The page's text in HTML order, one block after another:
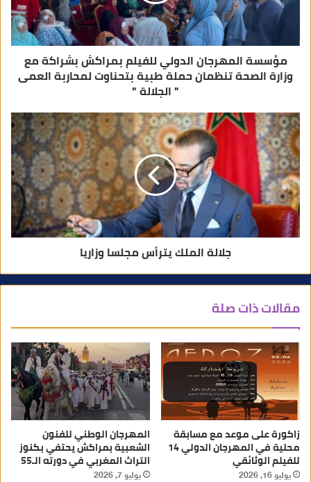
مؤسسة المهرجان الدولي للفيلم بمراكش بشراكة مع
وزارة الصحة تنظمان حملة طبية بتحناوت لمحاربة العمى
" الجلالة "
جلالة الملك يترأس مجلسا وزاريا
مقالات ذات صلة
زاكورة على موعد مع مسابقة
محلية في المهرجان الدولي 14
للفيلم الوثائقي
يوليو 16, 2026
المهرجان الوطني للفنون
الشعبية بمراكش يحتفي بكنوز
التراث المغربي في دورته الـ55
يوليو 7, 2026